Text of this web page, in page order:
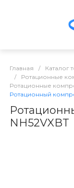
Главная / Каталог
/
Ротационные
Ротационные
Ротационный
NH52VXBT